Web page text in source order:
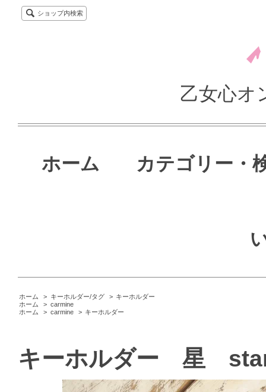
ショップ内検索
乙女心オ
ホーム カテゴリー・
ホーム > キーホルダー/タグ > キーホルダー
ホーム
> carmine
ホーム
> carmine > キーホルダー
キーホルダー 星